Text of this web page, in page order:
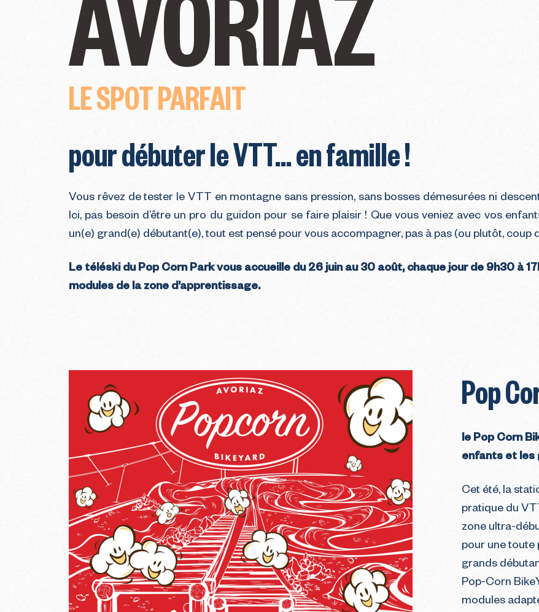
LE SPOT PARFAIT
pour débuter le VTT… en famille !
Vous rêvez de tester le VTT en montagne sans pression, sans bosses démesurées ni
Ici, pas besoin d’être un pro du guidon pour se faire plaisir ! Que vous veniez avec vos
un(e) grand(e) débutant(e), tout est pensé pour vous accompagner, pas à pas (ou plutôt, coup
Le téléski du Pop Corn Park vous accueille du 26 juin au 30 août, chaque jour de 9h30 à
modules de la zone d’apprentissage.
Pop
le Pop Corn
enfants et les
Cet été, la
pratique du
zone ultra-
pour une toute
grands
Pop-Corn
modules